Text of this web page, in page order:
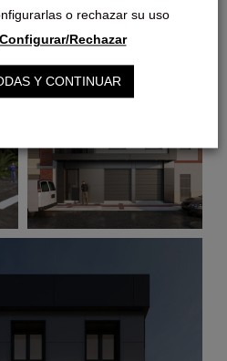
o rechazar su uso
Configurar/Rechazar
Y CONTINUAR